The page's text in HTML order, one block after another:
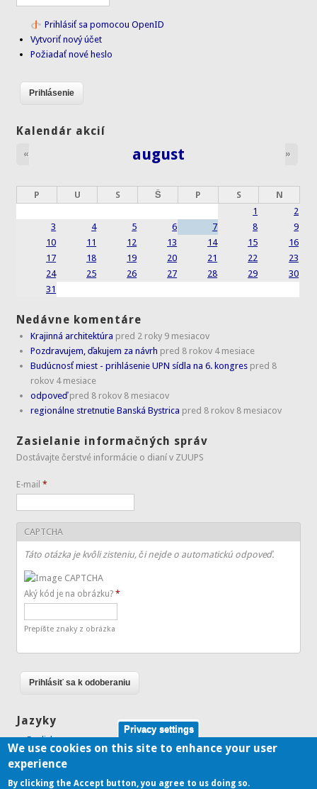
Prihlásiť sa pomocou OpenID
Vytvoriť nový účet
Požiadať nové heslo
Kalendár akcií
august
« »
P U S Š P S
N
1
2
3
4 5 6 7 8
9
10
11 12 13 14 15
16
17
18 19 20 21 22
23
24
25 26 27 28 29
30
31
Nedávne komentáre
Krajinná architektúra pred 2 roky 9 mesiacov
Pozdravujem, ďakujem za návrh pred 8 rokov 4 mesiace
Budúcnosť miest - prihlásenie UPN sídla na 6. kongres pred 8
rokov 4 mesiace
odpoveď pred 8 rokov 8 mesiacov
regionálne stretnutie Banská Bystrica pred 8 rokov 8 mesiacov
Zasielanie informačných správ
Dostávajte čerstvé informácie o dianí v ZUUPS
E-mail*
CAPTCHA
Táto otázka je kvôli zisteniu, či nejde o automatickú odpoveď.
Aký kód je na obrázku?*
Prepíšte znaky z obrázka
Jazyky
English
Slovenčina
Privacy settings
We use cookies on this site to enhance your user
experience
By clicking the Accept button, you agree to us doing so.